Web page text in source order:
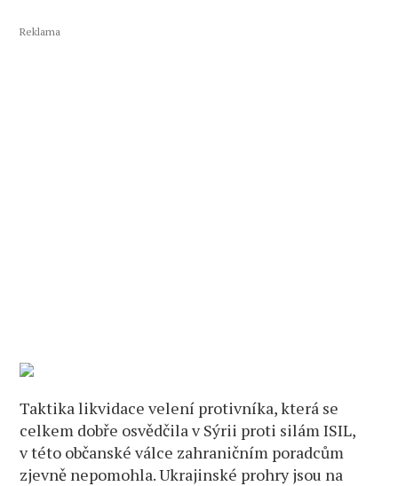
Reklama
Taktika likvidace velení protivníka, která se
celkem dobře osvědčila v Sýrii proti silám ISIL,
v této občanské válce zahraničním poradcům
zjevně nepomohla. Ukrajinské prohry jsou na